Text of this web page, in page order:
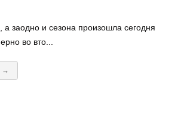
заодно и сезона произошла сегодня
во вто...
→